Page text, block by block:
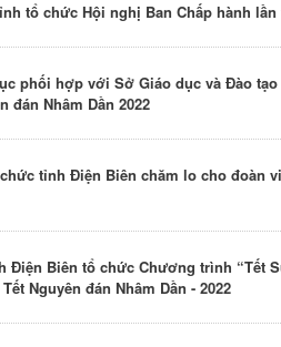
tổ chức Hội nghị Ban Chấp hành lần
phối hợp với Sở Giáo dục và Đào
đán Nhâm Dần 2022
tỉnh Điện Biên chăm lo cho đoàn
Điện Biên tổ chức Chương trình “Tết
Nguyên đán Nhâm Dần - 2022